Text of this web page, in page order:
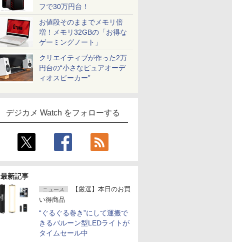
フで30万円台！
お値段そのままでメモリ倍
増！メモリ32GBの「お得な
ゲーミングノート」
クリエイティブが作った2万
円台の“小さなピュアオーデ
ィオスピーカー”
デジカメ Watch をフォローする
最新記事
ニュース
【厳選】本日のお買
い得商品
“ぐるぐる巻き”にして運搬で
きるバルーン型LEDライトが
タイムセール中